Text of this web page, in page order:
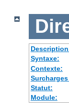
Syntaxe:
Contexte:
Statut:
Module: